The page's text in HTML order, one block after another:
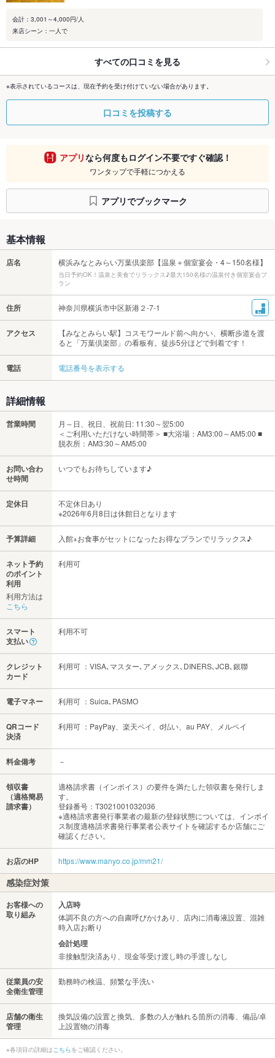
会計：3,001～4,000円/人
来店シーン：一人で
すべての口コミを見る
※表示されているコースは、現在予約を受け付けていない場合があります。
口コミを投稿する
アプリなら何度もログイン不要ですぐ確認！
ワンタップで手軽につかえる
アプリでブックマーク
基本情報
店名 横浜みなとみらい万葉倶楽部【温泉＋個室宴会・4～150名様】
当日予約OK！温泉と美食でリラックス♪最大150名様の温泉付き個室宴会プ
ラン
住所 神奈川県横浜市中区新港２-7-1
アクセス
【みなとみらい駅】コスモワールド前へ向かい、横断歩道を渡
ると「万葉倶楽部」の看板有。徒歩5分ほどで到着です！
電話 電話番号を表示する
詳細情報
営業時間
月～日、祝日、祝前日: 11:30～翌5:00
＜ご利用いただけない時間帯＞ ■大浴場：AM3:00～AM5:00 ■
脱衣所：AM3:30～AM5:00
お問い合わ
せ時間
いつでもお待ちしています♪
定休日
不定休日あり
※2026年6月8日は休館日となります
予算詳細 入館+お食事がセットになったお得なプランでリラックス♪
ネット予約
のポイント
利用
利用方法は
こちら
利用可
スマート
支払い
利用不可
クレジット
カード
利用可 ：VISA､マスター､アメックス､DINERS､JCB､銀聯
電子マネー 利用可 ：Suica､PASMO
QRコード
決済
利用可 ：PayPay、楽天ペイ、d払い、au PAY、メルペイ
料金備考 －
領収書
（適格簡易
請求書）
適格請求書（インボイス）の要件を満たした領収書を発行しま
す。
登録番号：T3021001032036
※適格請求書発行事業者の最新の登録状態については、インボイ
ス制度適格請求書発行事業者公表サイトを確認するか店舗にご
確認ください。
お店のHP https://www.manyo.co.jp/mm21/
感染症対策
お客様への
取り組み
入店時
体調不良の方への自粛呼びかけあり、店内に消毒液設置、混雑
時入店お断り
会計処理
非接触型決済あり、現金等受け渡し時の手渡しなし
従業員の安
全衛生管理
勤務時の検温、頻繁な手洗い
店舗の衛生
管理
換気設備の設置と換気、多数の人が触れる箇所の消毒、備品/卓
上設置物の消毒
※各項目の詳細はこちらをご確認ください。